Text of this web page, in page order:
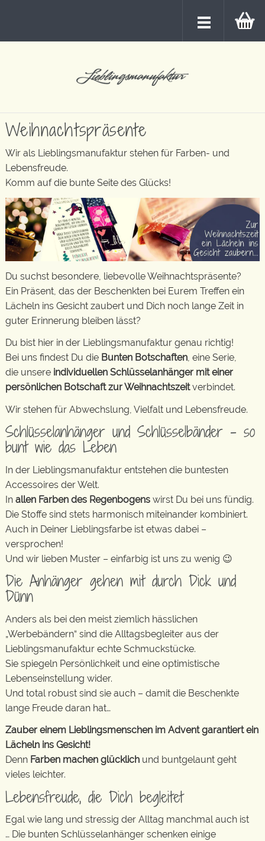
Weihnachtspräsente
Wir als Lieblingsmanufaktur stehen für Farben- und
Lebensfreude.
Komm auf die bunte Seite des Glücks!
Du suchst besondere, liebevolle Weihnachtspräsente?
Ein Präsent, das der Beschenkten bei Eurem Treffen ein
Lächeln ins Gesicht zaubert und Dich noch lange Zeit in
guter Erinnerung bleiben lässt?
Du bist hier in der Lieblingsmanufaktur genau richtig!
Bei uns findest Du die Bunten Botschaften, eine Serie,
die unsere individuellen Schlüsselanhänger mit einer
persönlichen Botschaft zur Weihnachtszeitverbindet.
Wir stehen für Abwechslung, Vielfalt und Lebensfreude.
Schlüsselanhänger und Schlüsselbänder – so
bunt wie das Leben
In der Lieblingsmanufaktur entstehen die buntesten
Accessoires der Welt.
In allen Farben des Regenbogens wirst Du bei uns fündig.
Die Stoffe sind stets harmonisch miteinander kombiniert.
Auch in Deiner Lieblingsfarbe ist etwas dabei –
versprochen!
Und wir lieben Muster – einfarbig ist uns zu wenig 😉
Die Anhänger gehen mit durch Dick und
Dünn
Anders als bei den meist ziemlich hässlichen
„Werbebändern“ sind die Alltagsbegleiter aus der
Lieblingsmanufaktur echte Schmuckstücke.
Sie spiegeln Persönlichkeit und eine optimistische
Lebenseinstellung wider.
Und total robust sind sie auch – damit die Beschenkte
lange Freude daran hat…
Zauber einem Lieblingsmenschen im Advent garantiert ein
Lächeln ins Gesicht!
Denn Farben machen glücklich und buntgelaunt geht
vieles leichter.
Lebensfreude, die Dich begleitet
Egal wie lang und stressig der Alltag manchmal auch ist
… Die bunten Schlüsselanhänger schenken einige